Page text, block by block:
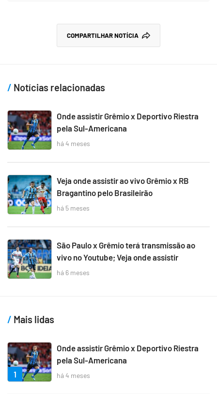
COMPARTILHAR NOTÍCIA
Notícias relacionadas
Onde assistir Grêmio x Deportivo Riestra
pela Sul-Americana
há 4 meses
Veja onde assistir ao vivo Grêmio x RB
Bragantino pelo Brasileirão
há 5 meses
São Paulo x Grêmio terá transmissão ao
vivo no Youtube; Veja onde assistir
há 6 meses
Mais lidas
1
Onde assistir Grêmio x Deportivo Riestra
pela Sul-Americana
há 4 meses